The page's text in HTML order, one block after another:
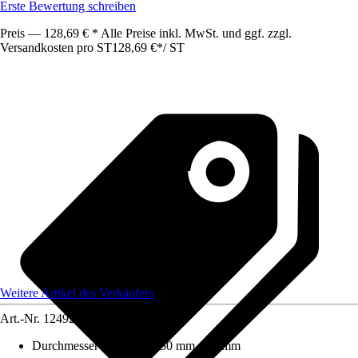
Erste Bewertung schreiben
Preis — 128,69 € * Alle Preise inkl. MwSt. und ggf. zzgl.
Versandkosten pro ST128,69 €*/ ST
Weitere Artikel des Verkäufers
Art.-Nr. 12492730
Durchmesser (von - bis)
50 mm - 50 mm